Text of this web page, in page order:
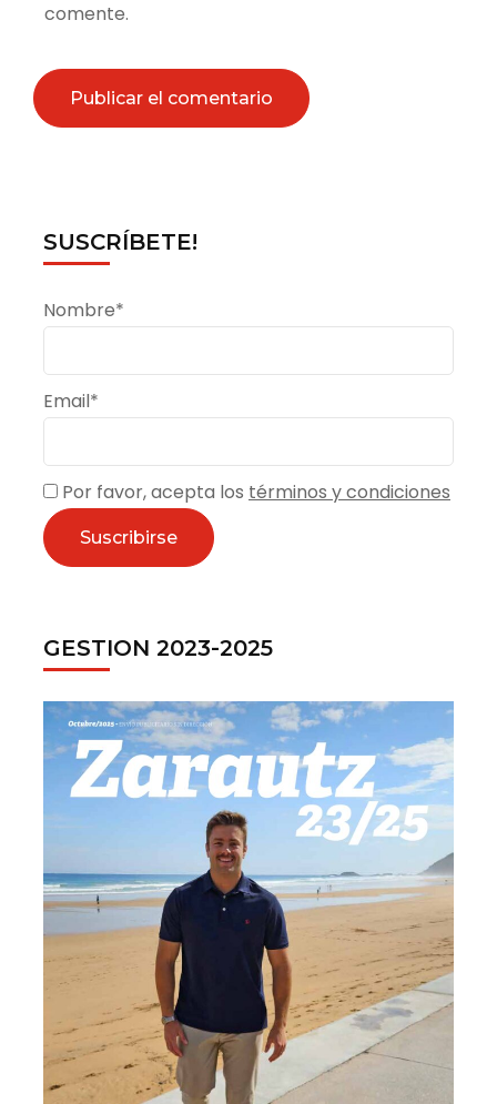
comente.
SUSCRÍBETE!
Nombre*
Email*
Por favor, acepta los términos y condiciones
GESTION 2023-2025